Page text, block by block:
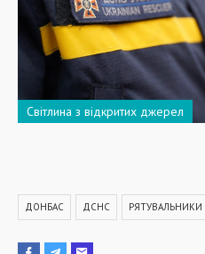
Світлина з відкритих джерел
ДОНБАС ДСНС РЯТУВАЛЬНИКИ